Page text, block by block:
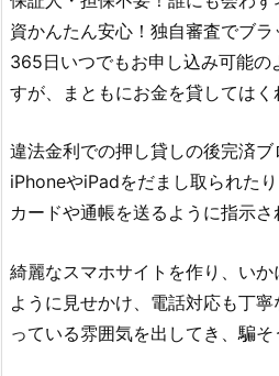
資かんたん安心！独自審査でブ
365日いつでもお申し込み可能の
すが、まともにお金を貸してはく
違法金利での押し貸しの後完済ブ
iPhoneやiPadをだまし取られた
カードや通帳を送るように指示さ
綺麗なスマホサイトを作り、い
ように見せかけ、電話対応も丁
っている雰囲気を出してき、騙そ